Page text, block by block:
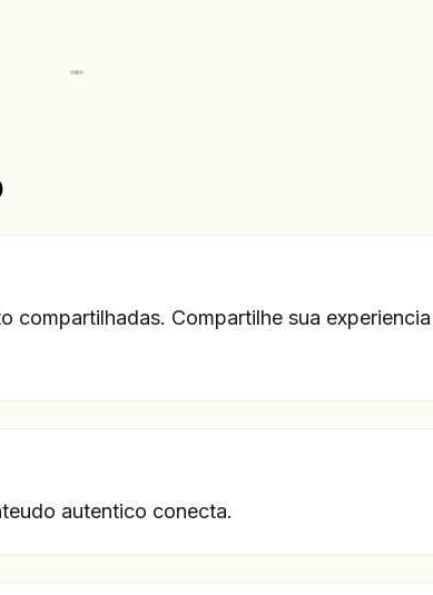
compartilhadas. Compartilhe sua
autentico conecta.